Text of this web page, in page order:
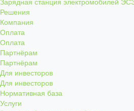
Решения
Компания
Оплата
Оплата
Партнёрам
Партнёрам
Для инвесторов
Для инвесторов
Нормативная база
Услуги